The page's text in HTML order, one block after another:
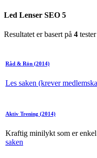
Led Lenser SEO 5
Resultatet er basert på 4 tester
Råd & Rön (2014)
Les saken (krever
Aktiv Trening (2014)
Kraftig minilykt som er
saken